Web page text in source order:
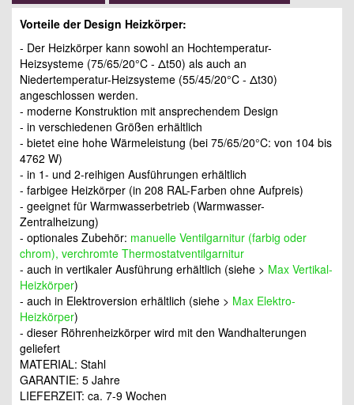
Vorteile der Design Heizkörper:
- Der Heizkörper kann sowohl an Hochtemperatur-
Heizsysteme (75/65/20°C - Δt50) als auch an
Niedertemperatur-Heizsysteme (55/45/20°C - Δt30)
angeschlossen werden.
- moderne Konstruktion mit ansprechendem Design
- in verschiedenen Größen erhältlich
- bietet eine hohe Wärmeleistung (bei 75/65/20°C: von 104 bis
4762 W)
- in 1- und 2-reihigen Ausführungen erhältlich
- farbigee Heizkörper (in 208 RAL-Farben ohne Aufpreis)
- geeignet für Warmwasserbetrieb (Warmwasser-
Zentralheizung)
- optionales Zubehör: manuelle Ventilgarnitur (farbig oder
chrom), verchromte Thermostatventilgarnitur
- auch in vertikaler Ausführung erhältlich (siehe > Max Vertikal-
Heizkörper)
- auch in Elektroversion erhältlich (siehe > Max Elektro-
Heizkörper)
- dieser Röhrenheizkörper wird mit den Wandhalterungen
geliefert
MATERIAL: Stahl
GARANTIE: 5 Jahre
LIEFERZEIT: ca. 7-9 Wochen